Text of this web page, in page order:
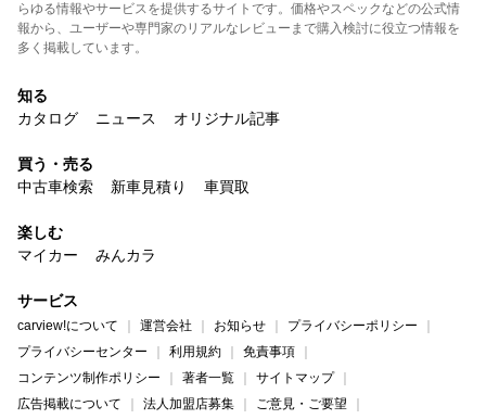
らゆる情報やサービスを提供するサイトです。価格やスペックなどの公式情
報から、ユーザーや専門家のリアルなレビューまで購入検討に役立つ情報を
多く掲載しています。
知る
カタログ
ニュース オリジナル記事
買う・売る
中古車検索
新車見積り 車買取
楽しむ
マイカー
みんカラ
サービス
carview!について 運営会社 お知らせ
プライバシーポリシー
プライバシーセンター
利用規約
免責事項
コンテンツ制作ポリシー
著者一覧
サイトマップ
広告掲載について
法人加盟店募集 ご意見・ご要望